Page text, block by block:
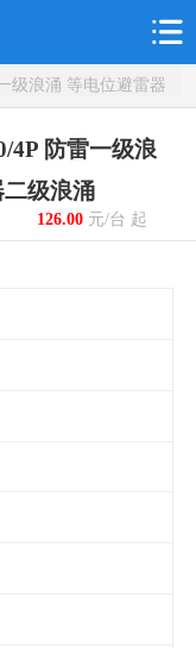
级浪涌 等电位避雷器
4P 防雷一级浪
级浪涌
126.00元/台 起